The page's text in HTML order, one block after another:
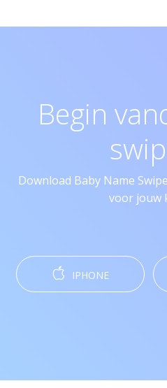
Begin
Download Baby Name
voor jouw
IPHONE